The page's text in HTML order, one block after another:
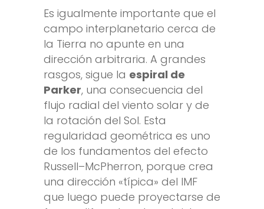
Es igualmente importante que el
campo interplanetario cerca de
la Tierra no apunte en una
dirección arbitraria. A grandes
rasgos, sigue la espiral de
Parker, una consecuencia del
flujo radial del viento solar y de
la rotación del Sol. Esta
regularidad geométrica es uno
de los fundamentos del efecto
Russell–McPherron, porque crea
una dirección «típica» del IMF
que luego puede proyectarse de